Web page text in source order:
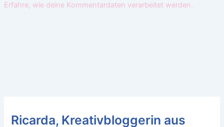
Erfahre, wie deine Kommentardaten verarbeitet werden.
Ricarda, Kreativbloggerin aus